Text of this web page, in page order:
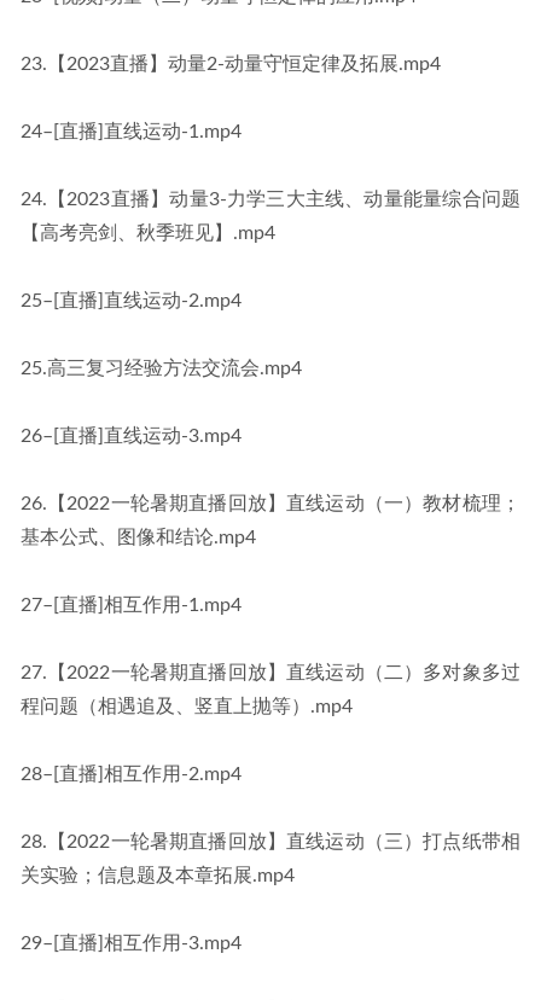
23.【2023直播】动量2-动量守恒定律及拓展.mp4
24–[直播]直线运动-1.mp4
24.【2023直播】动量3-力学三大主线、动量能量综合问题
【高考亮剑、秋季班见】.mp4
25–[直播]直线运动-2.mp4
25.高三复习经验方法交流会.mp4
26–[直播]直线运动-3.mp4
26.【2022一轮暑期直播回放】直线运动（一）教材梳理；
基本公式、图像和结论.mp4
27–[直播]相互作用-1.mp4
27.【2022一轮暑期直播回放】直线运动（二）多对象多过
程问题（相遇追及、竖直上抛等）.mp4
28–[直播]相互作用-2.mp4
28.【2022一轮暑期直播回放】直线运动（三）打点纸带相
关实验；信息题及本章拓展.mp4
29–[直播]相互作用-3.mp4